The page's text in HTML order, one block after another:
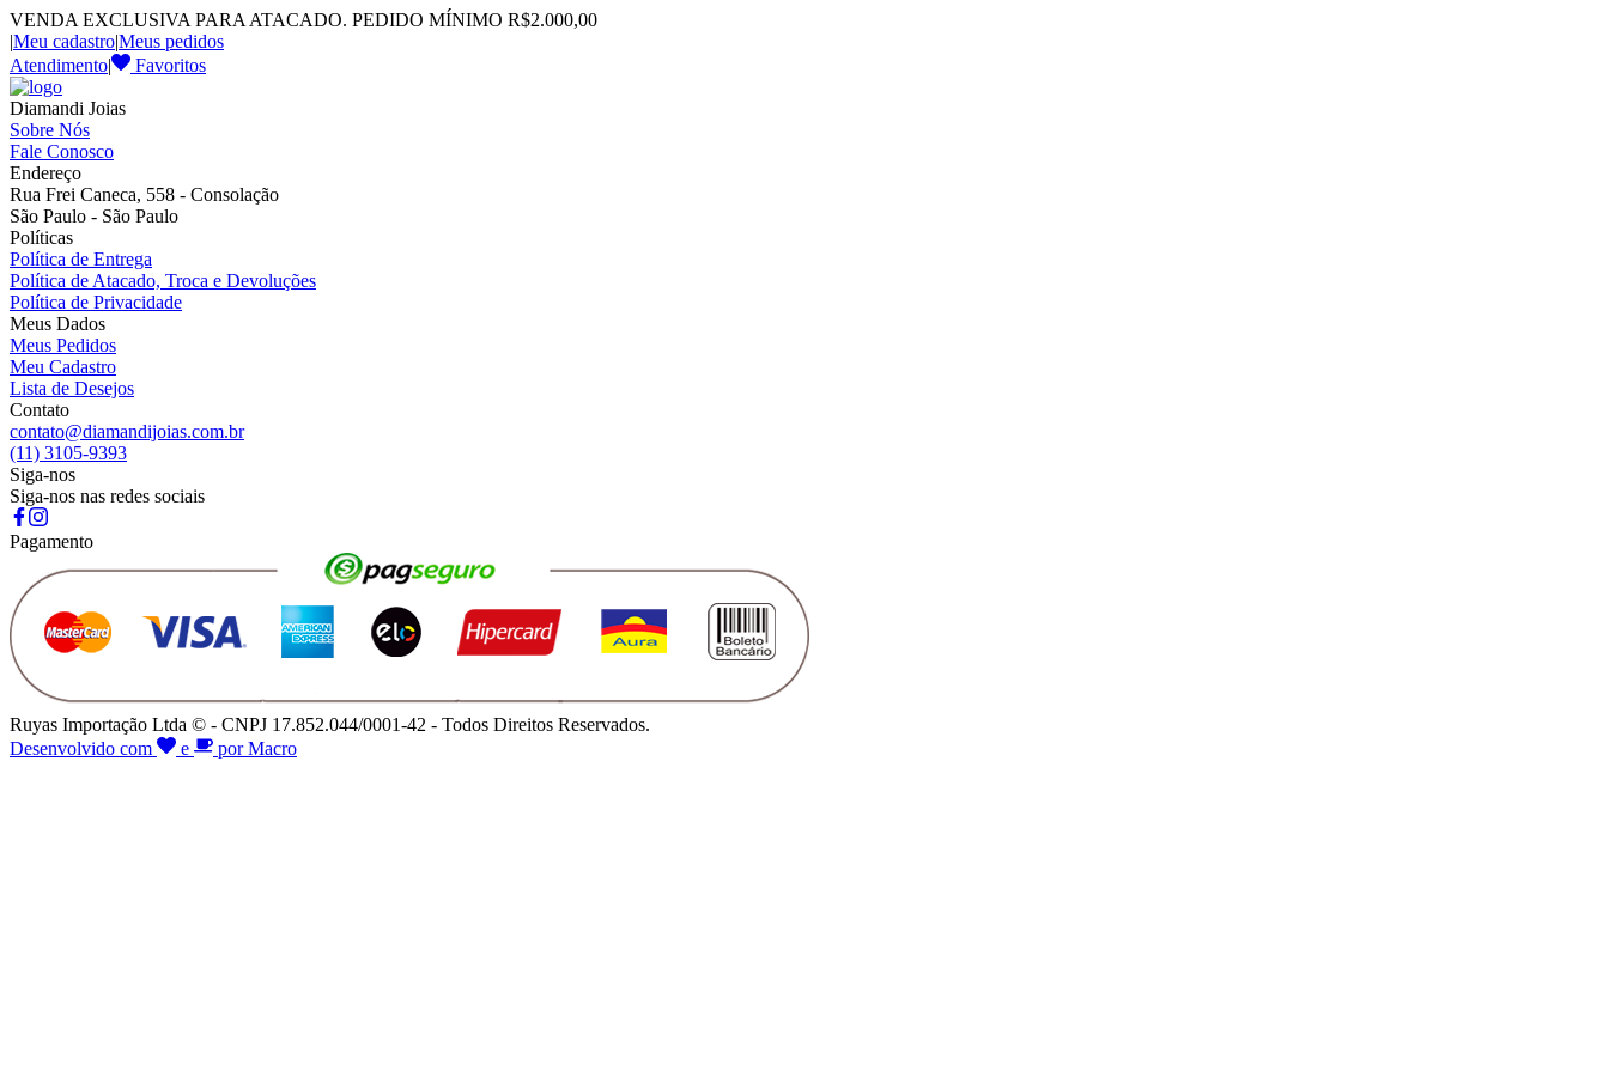
VENDA EXCLUSIVA PARA ATACADO. PEDIDO MÍNIMO R$2.000,00
|Meu cadastro|Meus pedidos
Atendimento| Favoritos
Diamandi Joias
Sobre Nós
Fale Conosco
Endereço
Rua Frei Caneca, 558 - Consolação
São Paulo - São Paulo
Políticas
Política de Entrega
Política de Atacado, Troca e Devoluções
Política de Privacidade
Meus Dados
Meus Pedidos
Meu Cadastro
Lista de Desejos
Contato
contato@diamandijoias.com.br
(11) 3105-9393
Siga-nos
Siga-nos nas redes sociais
Pagamento
Ruyas Importação Ltda © - CNPJ 17.852.044/0001-42 - Todos Direitos Reservados.
Desenvolvido com
e por Macro